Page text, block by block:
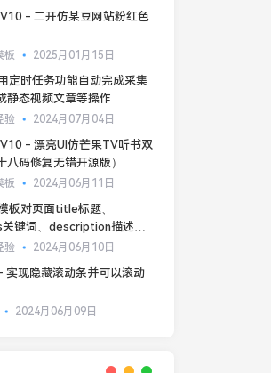
- 二开仿某豆网站粉红色
板 2025月01月15日
定时任务功能自动完成采集
静态视频文章等操作
验 2024月07月04日
果TV听书双
八码修复无错开源版）
板 2024月06月11日
板对页面title标题、
键词、description描述的
化
验 2024月06月10日
实现隐藏滚动条并可以滚动
2024月06月09日